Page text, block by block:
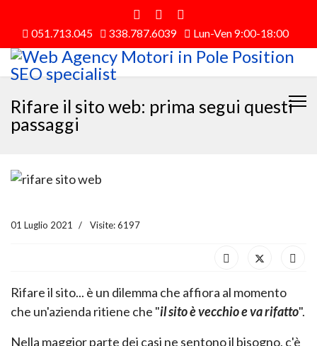
051.713.045 338.787.6039 Lun-Ven 9:00-18:00
Rifare il sito web: prima segui questi
passaggi
01 Luglio 2021 Visite: 6197
Rifare il sito... è un dilemma che affiora al momento
che un'azienda ritiene che "il sito è vecchio e va rifatto".
Nella maggior parte dei casi ne sentono il bisogno, c'è